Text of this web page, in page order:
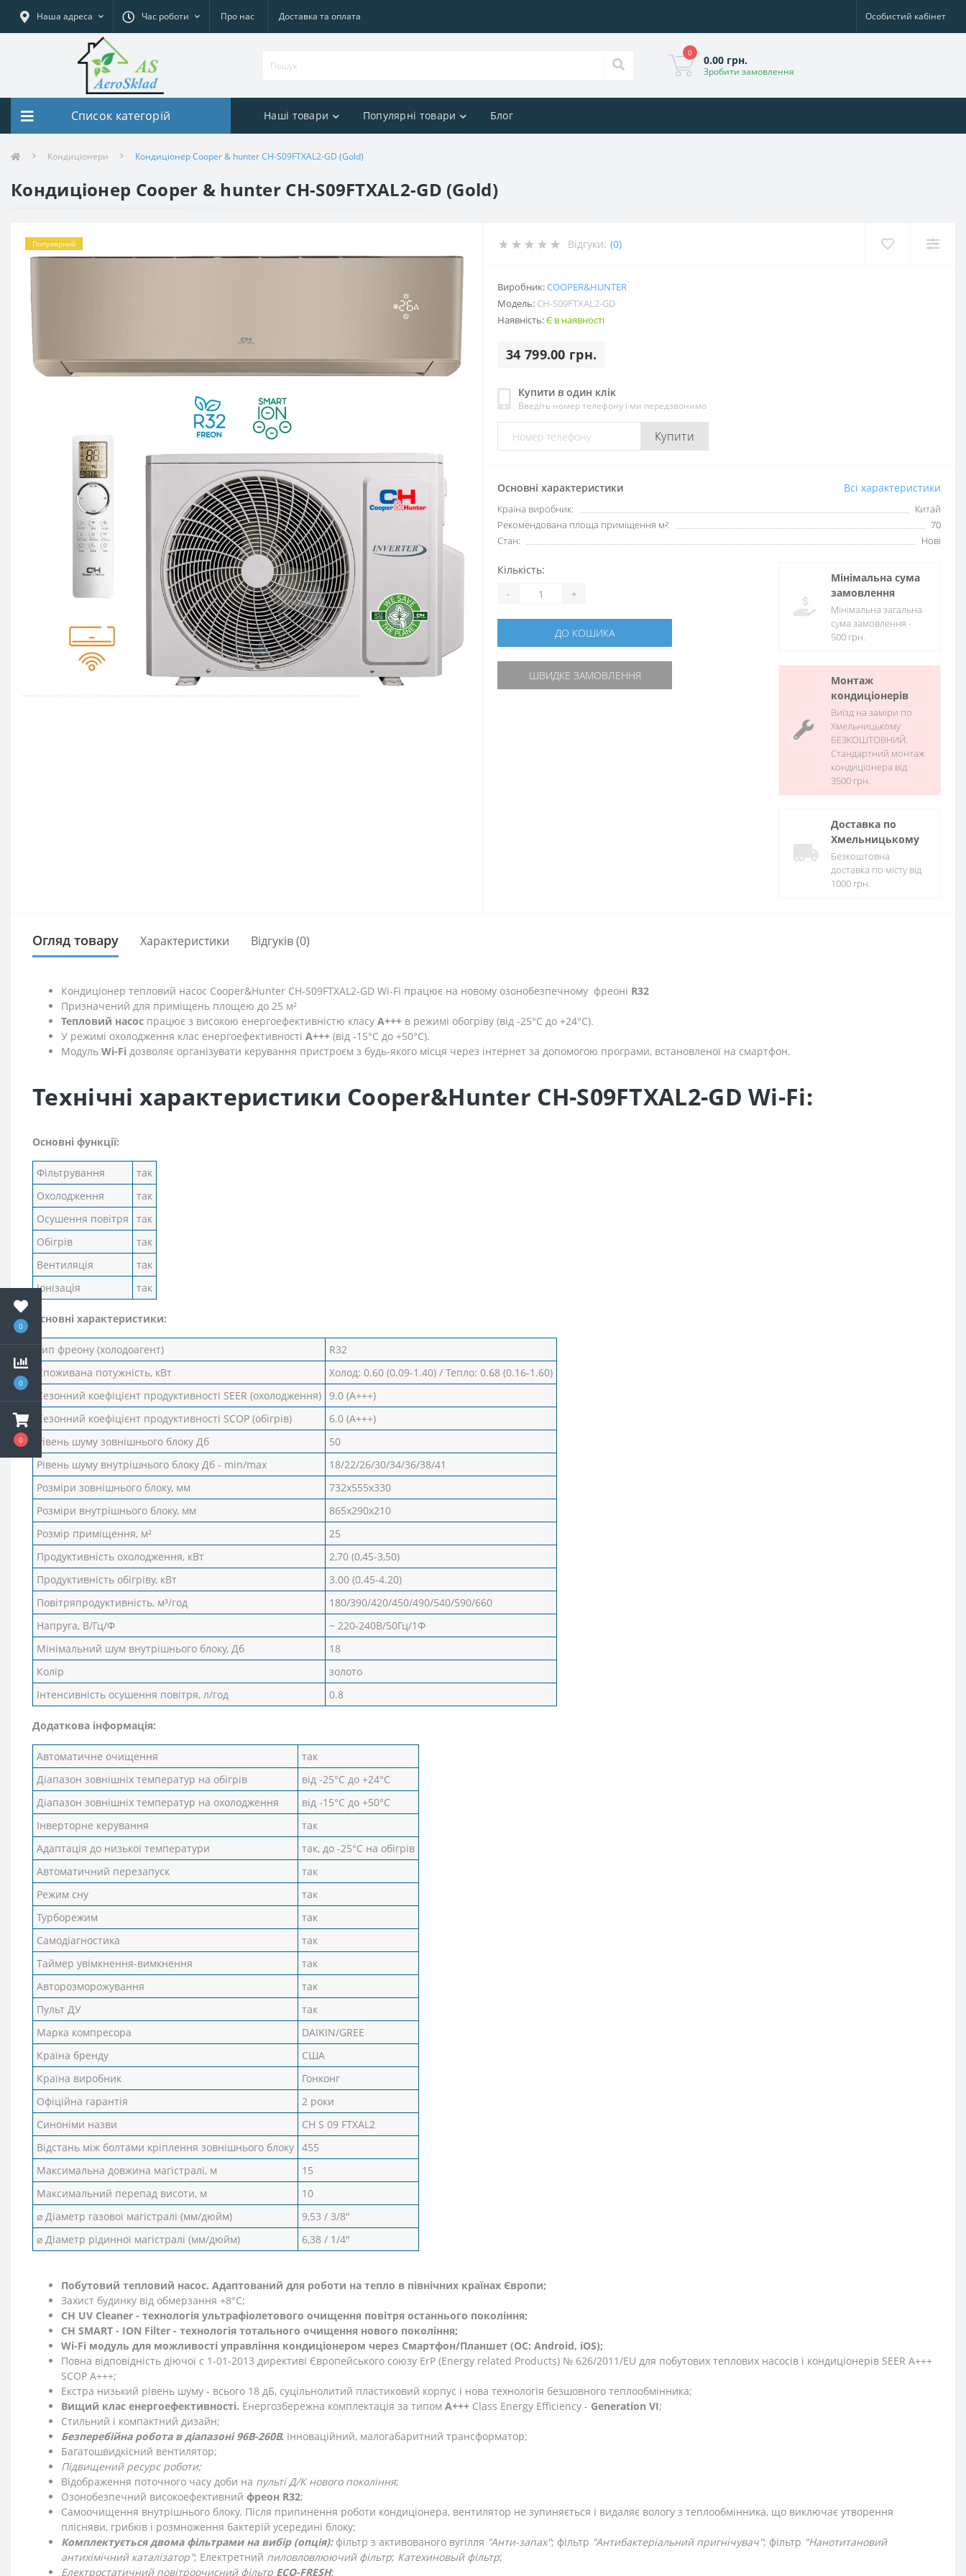
0
0
0
Наша адреса Час роботи Про нас Доставка та оплата Особистий кабінет
0
0.00 грн.
Зробити замовлення
Список категорій Наші товари Популярні товари Блог
Кондиціонери Кондиціонер Cooper & hunter CH-S09FTXAL2-GD (Gold)
Кондиціонер Cooper & hunter CH-S09FTXAL2-GD (Gold)
Популярний Відгуки: (0)
Виробник:COOPER&HUNTER
Модель: CH-S09FTXAL2-GD
Наявність:Є в наявності
34 799.00 грн.
Купити в один клік
Введіть номер телефону і ми передзвонимо
Купити
Основні характеристики Всі характеристики
Країна виробник:
Китай
Рекомендована площа приміщення м²:
70
Стан:
Нові
Кількість:
- +
ДО КОШИКА
ШВИДКЕ ЗАМОВЛЕННЯ
Мінімальна сума
замовлення
Мінімальна загальна
сума замовлення -
500 грн.
Монтаж
кондиціонерів
Виїзд на заміри по
Хмельницькому
БЕЗКОШТОВНИЙ.
Стандартний монтаж
кондиціонера від
3500 грн.
Доставка по
Хмельницькому
Безкоштовна
доставка по місту від
1000 грн.
Огляд товару Характеристики Відгуків (0)
Кондиціонер тепловий насос Cooper&Hunter CH-S09FTXAL2-GD Wi-Fi працює на новому озонобезпечному фреоні R32
Призначений для приміщень площею до 25 м²
Тепловий насос працює з високою енергоефективністю класу A+++ в режимі обогріву (від -25°С до +24°С).
У режимі охолодження клас енергоефективності A+++ (від -15°С до +50°С).
Модуль Wi-Fi дозволяє організувати керування пристроєм з будь-якого місця через інтернет за допомогою програми, встановленої на смартфон.
Технічні характеристики Cooper&Hunter CH-S09FTXAL2-GD Wi-Fi:
Основні функції:
Фільтрування
так
Охолодження
так
Осушення повітря
так
Обігрів
так
Вентиляція
так
Іонізація
так
Основні характеристики:
Тип фреону (холодоагент)
R32
Споживана потужність, кВт
Холод: 0.60 (0.09-1.40) / Тепло: 0.68 (0.16-1.60)
Сезонний коефіцієнт продуктивності SEER (охолодження) 9.0 (А+++)
Сезонний коефіцієнт продуктивності SCOP (обігрів)
6.0 (А+++)
Рівень шуму зовнішнього блоку Дб
50
Рівень шуму внутрішнього блоку Дб - min/max
18/22/26/30/34/36/38/41
Розміри зовнішнього блоку, мм
732x555x330
Розміри внутрішнього блоку, мм
865x290x210
Розмір приміщення, м²
25
Продуктивність охолодження, кВт
2,70 (0,45-3,50)
Продуктивність обігріву, кВт
3.00 (0.45-4.20)
Повітряпродуктивність, м³/год
180/390/420/450/490/540/590/660
Напруга, В/Гц/Ф
~ 220-240В/50Гц/1Ф
Мінімальний шум внутрішнього блоку, Дб
18
Колір
золото
Інтенсивність осушення повітря, л/год
0.8
Додаткова інформація:
Автоматичне очищення
так
Діапазон зовнішніх температур на обігрів
від -25°С до +24°С
Діапазон зовнішніх температур на охолодження
від -15°С до +50°С
Інверторне керування
так
Адаптація до низької температури
так, до -25°C на обігрів
Автоматичний перезапуск
так
Режим сну
так
Турборежим
так
Самодіагностика
так
Таймер увімкнення-вимкнення
так
Авторозморожування
так
Пульт ДУ
так
Марка компресора
DAIKIN/GREE
Країна бренду
США
Країна виробник
Гонконг
Офіційна гарантія
2 роки
Синоніми назви
CH S 09 FTXAL2
Відстань між болтами кріплення зовнішнього блоку 455
Максимальна довжина магістралі, м
15
Максимальний перепад висоти, м
10
⌀ Діаметр газової магістралі (мм/дюйм)
9,53 / 3/8"
⌀ Діаметр рідинної магістралі (мм/дюйм)
6,38 / 1/4"
Побутовий тепловий насос. Адаптований для роботи на тепло в північних країнах Європи;
Захист будинку від обмерзання +8°C;
CH UV Cleaner - технологія ультрафіолетового очищення повітря останнього покоління;
CH SMART - ION Filter - технологія тотального очищення нового покоління;
Wi-Fi модуль для можливості управління кондиціонером через Смартфон/Планшет (ОС: Android, iOS);
Повна відповідність діючої c 1-01-2013 директиві Європейського союзу ErP (Energy related Products) № 626/2011/EU для побутових теплових насосів і кондиціонерів SEER A+++
SCOP A+++;
Екстра низький рівень шуму - всього 18 дБ, суцільнолитий пластиковий корпус і нова технологія безшовного теплообмінника;
Вищий клас енергоефективності. Енергозбережна комплектація за типом A+++ Class Energy Efficiency - Generation VI;
Стильний і компактний дизайн;
Безперебійна робота в діапазоні 96В-260В. Інноваційний, малогабаритний трансформатор;
Багатошвидкісний вентилятор;
Підвищений ресурс роботи;
Відображення поточного часу доби на пульті Д/К нового покоління;
Озонобезпечний високоефективний фреон R32;
Самоочищення внутрішнього блоку. Після припинення роботи кондиціонера, вентилятор не зупиняється і видаляє вологу з теплообмінника, що виключає утворення
плісняви, грибків і розмноження бактерій усередині блоку;
Комплектується двома фільтрами на вибір (опція):фільтр з активованого вугілля "Анти-запах"; фільтр "Антибактеріальний пригнічувач"; фільтр "Нанотитановий
антихімічний каталізатор"; Електретний пиловловлюючий фільтр; Катехиновый фільтр;
Електростатичний повітроочисний фільтр ЕСО-FRESH;